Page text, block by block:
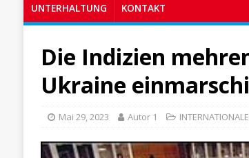
UNTERHALTUNG KONTAKT
Die Indizien
Ukraine
Mai 29, 2023 Autor 1